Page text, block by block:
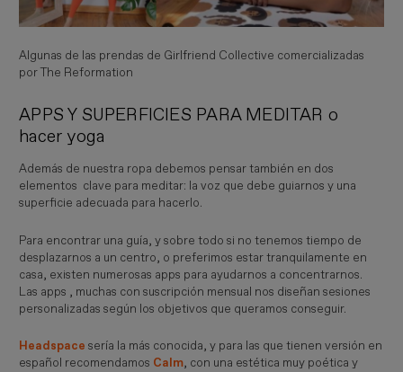
Algunas de las prendas de Girlfriend Collective comercializadas
por The Reformation
APPS Y SUPERFICIES PARA MEDITAR o
hacer yoga
Además de nuestra ropa debemos pensar también en dos
elementos clave para meditar: la voz que debe guiarnos y una
superficie adecuada para hacerlo.
Para encontrar una guía, y sobre todo si no tenemos tiempo de
desplazarnos a un centro, o preferimos estar tranquilamente en
casa, existen numerosas apps para ayudarnos a concentrarnos.
Las apps , muchas con suscripción mensual nos diseñan sesiones
personalizadas según los objetivos que queramos conseguir.
Headspace sería la más conocida, y para las que tienen versión en
español recomendamos Calm, con una estética muy poética y